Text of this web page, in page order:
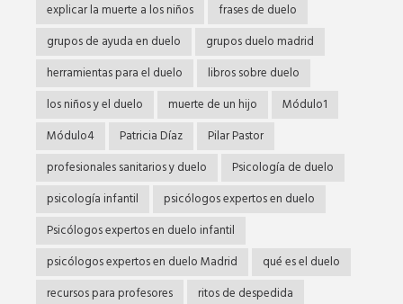
explicar la muerte a los niños
frases de duelo
grupos de ayuda en duelo
grupos duelo madrid
herramientas para el duelo
libros sobre duelo
los niños y el duelo
muerte de un hijo
Módulo1
Módulo4
Patricia Díaz
Pilar Pastor
profesionales sanitarios y duelo
Psicología de duelo
psicología infantil
psicólogos expertos en duelo
Psicólogos expertos en duelo infantil
psicólogos expertos en duelo Madrid
qué es el duelo
recursos para profesores
ritos de despedida